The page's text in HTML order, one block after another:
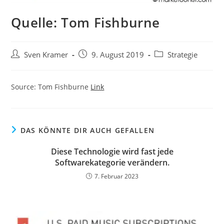
Quelle: Tom Fishburne
Sven Kramer 9. August 2019 Strategie
Source: Tom Fishburne Link
DAS KÖNNTE DIR AUCH GEFALLEN
Diese Technologie wird fast jede
Softwarekategorie verändern.
7. Februar 2023